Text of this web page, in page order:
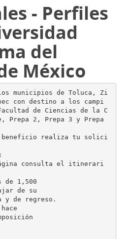
- Perfiles
del
México
municipios de Toluca, Zi
con destino a los campi
de Ciencias de la C
Prepa 2, Prepa 3 y Prepa
beneficio realiza tu solici
consulta el itinerari
de 1,500
de su
y de regreso.